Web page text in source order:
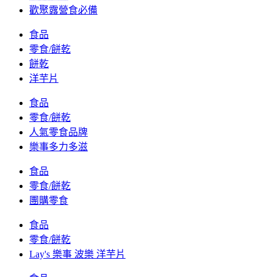
歡聚露營食必備
食品
零食/餅乾
餅乾
洋芋片
食品
零食/餅乾
人氣零食品牌
樂事多力多滋
食品
零食/餅乾
團購零食
食品
零食/餅乾
Lay's 樂事 波樂 洋芋片